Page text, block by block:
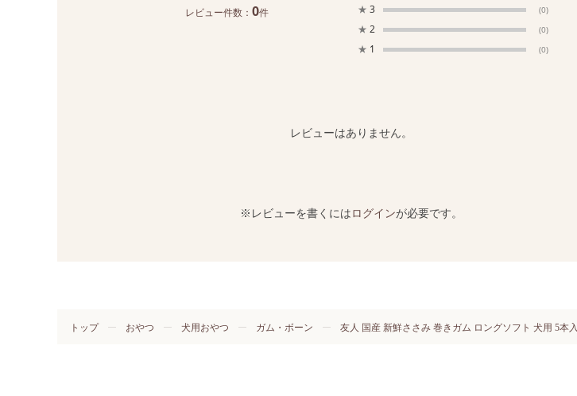
レビュー件数： 0件 ★ 3 (0)
★ 2 (0)
★ 1 (0)
レビューはありません。
※レビューを書くにはログインが必要です。
トップ おやつ 犬用おやつ ガム・ボーン 友人 国産 新鮮ささみ 巻きガム ロングソフト 犬用 5本入